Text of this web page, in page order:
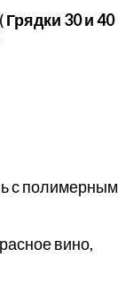
Грядки 30 и 40
с полимерным
вино,